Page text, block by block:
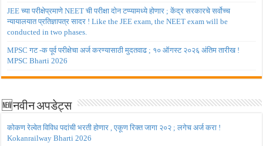
JEE च्या परीक्षेप्रमाणे NEET ची परीक्षा दोन टप्प्यामध्ये होणार ; केंद्र सरकारचे सर्वोच्च
न्यायालयात प्रतिज्ञापत्र सादर ! Like the JEE exam, the NEET exam will be
conducted in two phases.
MPSC गट -क पूर्व परीक्षेचा अर्ज करण्यासाठी मुदतवाढ ; १० ऑगस्ट २०२६ अंतिम तारीख !
MPSC Bharti 2026
🆕नवीन अपडेट्स
कोकण रेल्वेत विविध पदांची भरती होणार , एकूण रिक्त जागा २०२ ; लगेच अर्ज करा !
Kokanrailway Bharti 2026